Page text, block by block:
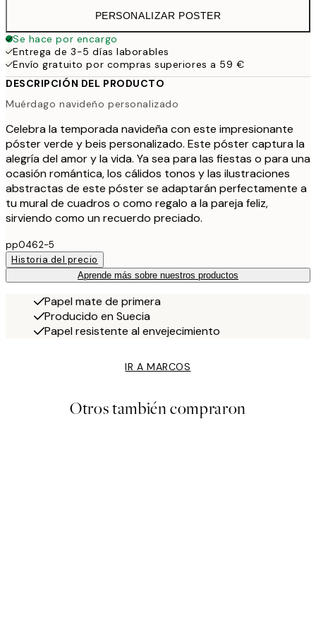
PERSONALIZAR POSTER
Se hace por encargo
Entrega de 3-5 días laborables
Envío gratuito por compras superiores a 59 €
DESCRIPCIÓN DEL PRODUCTO
Muérdago navideño personalizado
Celebra la temporada navideña con este impresionante
póster verde y beis personalizado. Este póster captura la
alegría del amor y la vida. Ya sea para las fiestas o para una
ocasión romántica, los cálidos tonos y las ilustraciones
abstractas de este póster se adaptarán perfectamente a
tu mural de cuadros o como regalo a la pareja feliz,
sirviendo como un recuerdo preciado.
pp0462-5
Historia del precio
Aprende más sobre nuestros productos
Papel mate de primera
Producido en Suecia
Papel resistente al envejecimiento
IR A MARCOS
Otros también compraron